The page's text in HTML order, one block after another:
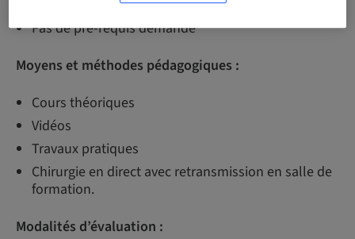
Pas de pré-requis demandé
Moyens et méthodes pédagogiques :
Cours théoriques
Vidéos
Travaux pratiques
Chirurgie en direct avec retransmission en salle de
formation.
Modalités d’évaluation :